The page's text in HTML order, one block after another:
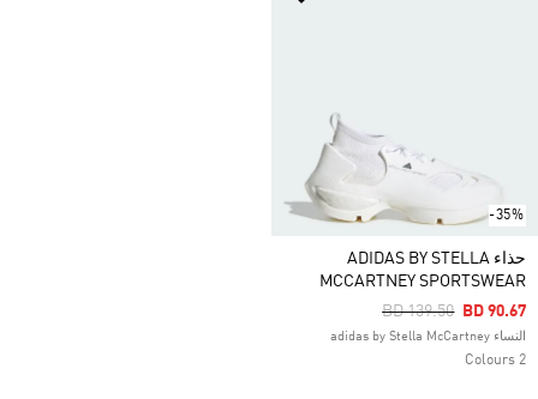
-35%
حذاء ADIDAS BY STELLA
MCCARTNEY SPORTSWEAR
Price Reduced From
BD 139.50ToBD 90.67
النساء adidas by Stella McCartney
2 Colours